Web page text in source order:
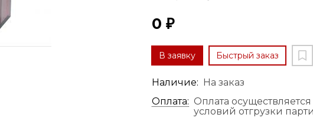
0 ₽
В заявку Быстрый заказ
Наличие: На заказ
Оплата: Оплата
условий отгрузки